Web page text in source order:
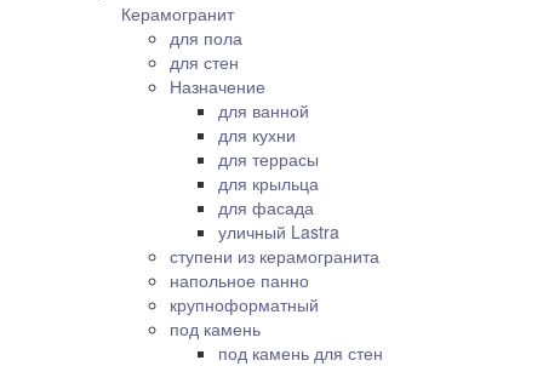
Керамогранит
для пола
для стен
Назначение
для ванной
для кухни
для террасы
для крыльца
для фасада
уличный Lastra
ступени из керамогранита
напольное панно
крупноформатный
под камень
под камень для стен